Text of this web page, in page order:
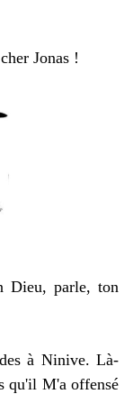
Jonas !
Dieu, parle, ton
à Ninive. Là-
qu'il M'a offensé